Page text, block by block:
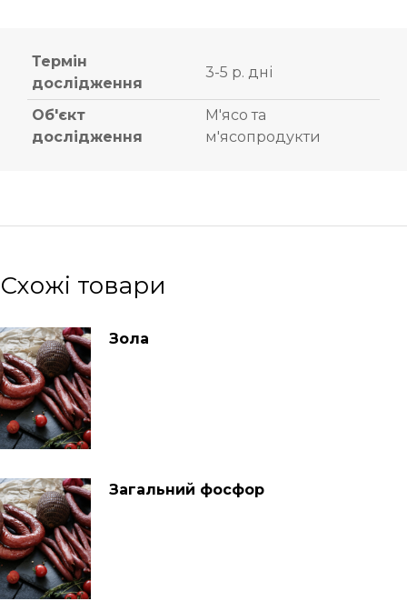
Термін
дослідження
3-5 р. дні
Об'єкт
дослідження
М'ясо та
м'ясопродукти
Схожі товари
Зола
Загальний фосфор